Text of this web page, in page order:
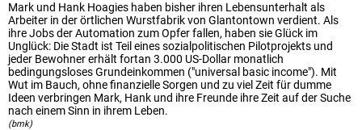
Mark und Hank Hoagies haben bisher ihren Lebensunterhalt als
Arbeiter in der örtlichen Wurstfabrik von Glantontown verdient. Als
ihre Jobs der Automation zum Opfer fallen, haben sie Glück im
Unglück: Die Stadt ist Teil eines sozialpolitischen Pilotprojekts und
jeder Bewohner erhält fortan 3.000 US-Dollar monatlich
bedingungsloses Grundeinkommen ("universal basic income"). Mit
Wut im Bauch, ohne finanzielle Sorgen und zu viel Zeit für dumme
Ideen verbringen Mark, Hank und ihre Freunde ihre Zeit auf der Suche
nach einem Sinn in ihrem Leben.
(bmk)